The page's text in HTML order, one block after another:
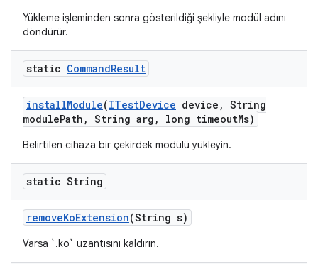
Yükleme işleminden sonra gösterildiği şekliyle modül adını
döndürür.
static CommandResult
installModule(ITestDevice device , String
modulePath , String arg , long timeoutMs)
Belirtilen cihaza bir çekirdek modülü yükleyin.
static String
removeKoExtension(String s)
Varsa `.ko` uzantısını kaldırın.